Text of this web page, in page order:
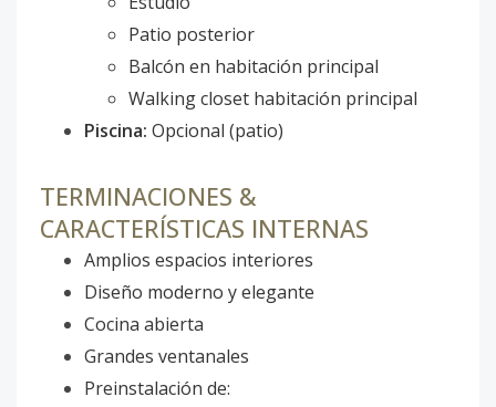
Patio posterior
Balcón en habitación principal
Walking closet habitación principal
Piscina: Opcional (patio)
TERMINACIONES &
CARACTERÍSTICAS INTERNAS
Amplios espacios interiores
Diseño moderno y elegante
Cocina abierta
Grandes ventanales
Preinstalación de: